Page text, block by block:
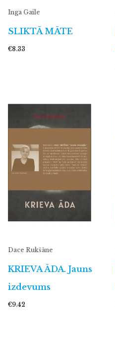
Inga Gaile
SLIKTĀ MĀTE
€8.33
Dace Rukšāne
KRIEVA ĀDA. Jauns
izdevums
€9.42